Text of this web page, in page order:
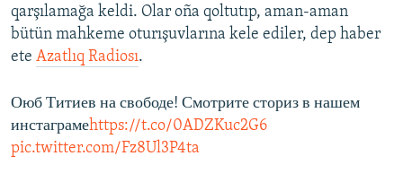
qarşılamağa keldi. Olar oña qoltutıp, aman-aman
bütün mahkeme oturışuvlarına kele ediler, dep haber
ete Azatlıq Radiosı.
Оюб Титиев на свободе! Смотрите сториз в нашем
инстаграмеhttps://t.co/0ADZKuc2G6
pic.twitter.com/Fz8Ul3P4ta